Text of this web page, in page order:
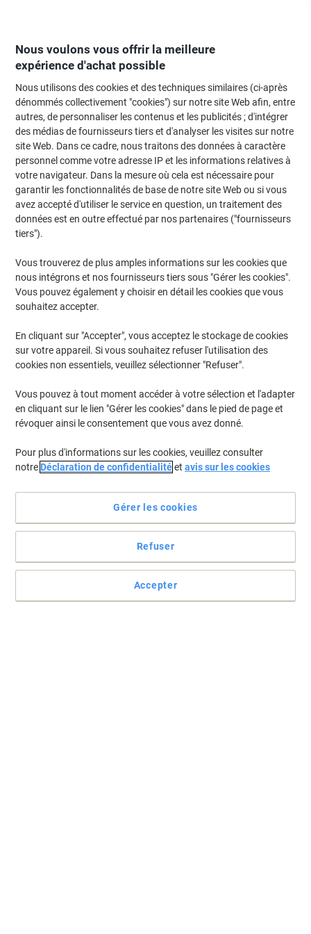
navigation
Page d'Accueil Moteur de recherche d'encre et toner
Trouvez rapidement les cartouches d'encre, toners ou
les étiquettes pour votre imprimante.
Sélectionner la marque, la gamme et le modèle
Canon
Canon MF 229
Pour retrouver les imprimantes listées et/ou les cartouches
précédemment achetéesSe connecter
gratuit
Toner 737 D'origine Canon Noir
Achetez Plus,Dépensez Moins
€79,99
Unité
À partir de 3 Unités
€93,59 TVA incl.
En stock
Page1
Page
Filtrer par
Nous voulons vous offrir la meilleure
expérience d'achat possible
Nous utilisons des cookies et des techniques similaires (ci-après
dénommés collectivement "cookies") sur notre site Web afin, entre
autres, de personnaliser les contenus et les publicités ; d'intégrer
des médias de fournisseurs tiers et d'analyser les visites sur notre
site Web. Dans ce cadre, nous traitons des données à caractère
personnel comme votre adresse IP et les informations relatives à
votre navigateur. Dans la mesure où cela est nécessaire pour
garantir les fonctionnalités de base de notre site Web ou si vous
avez accepté d'utiliser le service en question, un traitement des
données est en outre effectué par nos partenaires ("fournisseurs
tiers").
Vous trouverez de plus amples informations sur les cookies que
nous intégrons et nos fournisseurs tiers sous "Gérer les cookies".
Vous pouvez également y choisir en détail les cookies que vous
souhaitez accepter.
En cliquant sur "Accepter", vous acceptez le stockage de cookies
sur votre appareil. Si vous souhaitez refuser l'utilisation des
cookies non essentiels, veuillez sélectionner "Refuser".
Vous pouvez à tout moment accéder à votre sélection et l'adapter
en cliquant sur le lien "Gérer les cookies" dans le pied de page et
révoquer ainsi le consentement que vous avez donné.
Pour plus d'informations sur les cookies, veuillez consulter
notre Déclaration de confidentialitéet avis sur les cookies
Gérer les cookies
Refuser
Accepter